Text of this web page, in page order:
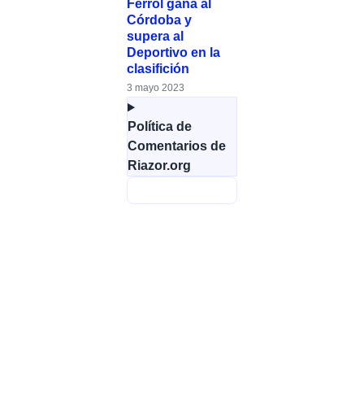
Ferrol gana al
Córdoba y
supera al
Deportivo en la
clasifición
3 mayo 2023
Política de
Comentarios de
Riazor.org